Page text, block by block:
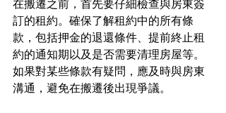
在搬遷之前，首先要仔細檢查與房東簽
訂的租約。確保了解租約中的所有條
款，包括押金的退還條件、提前終止租
約的通知期以及是否需要清理房屋等。
如果對某些條款有疑問，應及時與房東
溝通，避免在搬遷後出現爭議。